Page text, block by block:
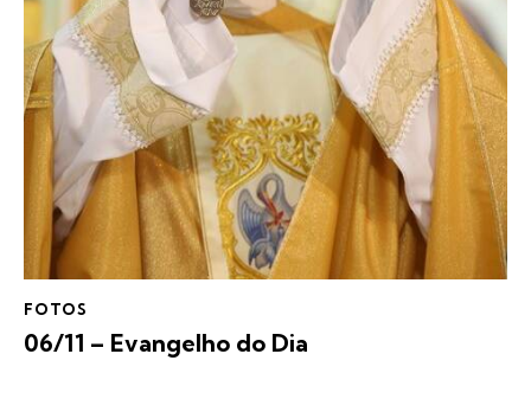
FOTOS
06/11 – Evangelho do Dia